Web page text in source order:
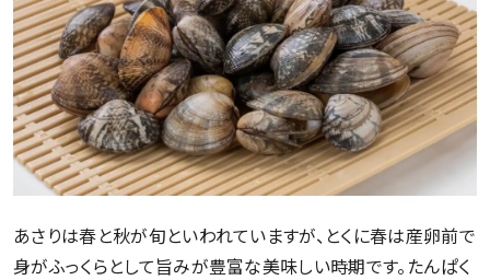
あさりは春と秋が旬といわれていますが、とくに春は産卵前で
身がふっくらとして旨みが豊富な美味しい時期です。たんぱく